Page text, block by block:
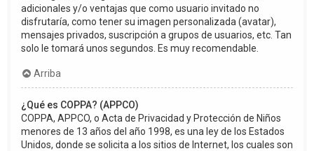
adicionales y/o ventajas que como usuario invitado no
disfrutaría, como tener su imagen personalizada (avatar),
mensajes privados, suscripción a grupos de usuarios, etc. Tan
solo le tomará unos segundos. Es muy recomendable.
Arriba
¿Qué es COPPA? (APPCO)
COPPA, APPCO, o Acta de Privacidad y Protección de Niños
menores de 13 años del año 1998, es una ley de los Estados
Unidos, donde se solicita a los sitios de Internet, los cuales son